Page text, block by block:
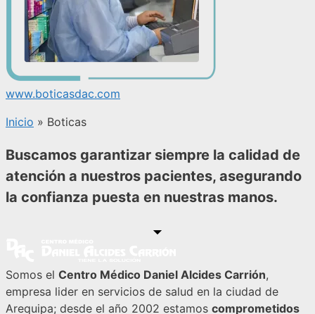
www.boticasdac.com
Inicio » Boticas
Buscamos garantizar siempre la calidad de
atención a nuestros pacientes, asegurando
la confianza puesta en nuestras manos.
Somos el Centro Médico Daniel Alcides Carrión,
empresa lider en servicios de salud en la ciudad de
Arequipa; desde el año 2002 estamos comprometidos